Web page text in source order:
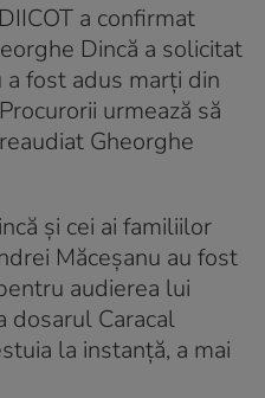
a confirmat
Dincă a solicitat
fost adus marți din
urmează să
Gheorghe
și cei ai familiilor
Măceșanu au fost
audierea lui
dosarul Caracal
la instanță, a mai